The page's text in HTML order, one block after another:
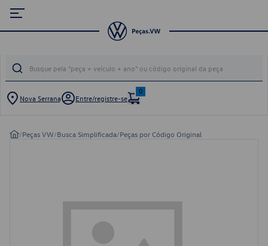
Nova Serrana Entre/registre-se
0
/Peças VW/Busca Simplificada/Peças por Código Original